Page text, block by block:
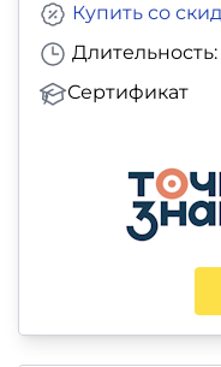
Длительность:
Сертификат
Купить со